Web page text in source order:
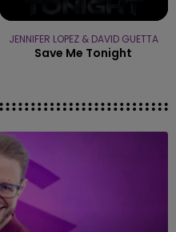
JENNIFER LOPEZ & DAVID GUETTA
Save Me Tonight